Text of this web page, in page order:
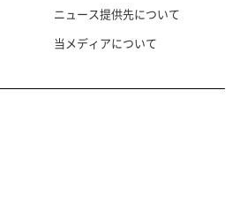
ニュース提供先について
当メディアについて